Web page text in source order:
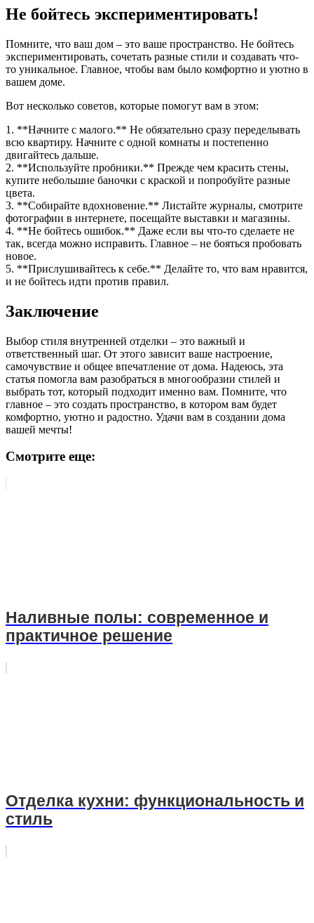
Не бойтесь экспериментировать!
Помните, что ваш дом – это ваше пространство. Не бойтесь
экспериментировать, сочетать разные стили и создавать что-
то уникальное. Главное, чтобы вам было комфортно и уютно в
вашем доме.
Вот несколько советов, которые помогут вам в этом:
1. **Начните с малого.** Не обязательно сразу переделывать
всю квартиру. Начните с одной комнаты и постепенно
двигайтесь дальше.
2. **Используйте пробники.** Прежде чем красить стены,
купите небольшие баночки с краской и попробуйте разные
цвета.
3. **Собирайте вдохновение.** Листайте журналы, смотрите
фотографии в интернете, посещайте выставки и магазины.
4. **Не бойтесь ошибок.** Даже если вы что-то сделаете не
так, всегда можно исправить. Главное – не бояться пробовать
новое.
5. **Прислушивайтесь к себе.** Делайте то, что вам нравится,
и не бойтесь идти против правил.
Заключение
Выбор стиля внутренней отделки – это важный и
ответственный шаг. От этого зависит ваше настроение,
самочувствие и общее впечатление от дома. Надеюсь, эта
статья помогла вам разобраться в многообразии стилей и
выбрать тот, который подходит именно вам. Помните, что
главное – это создать пространство, в котором вам будет
комфортно, уютно и радостно. Удачи вам в создании дома
вашей мечты!
Смотрите еще:
Наливные полы: современное и
практичное решение
Отделка кухни: функциональность и
стиль